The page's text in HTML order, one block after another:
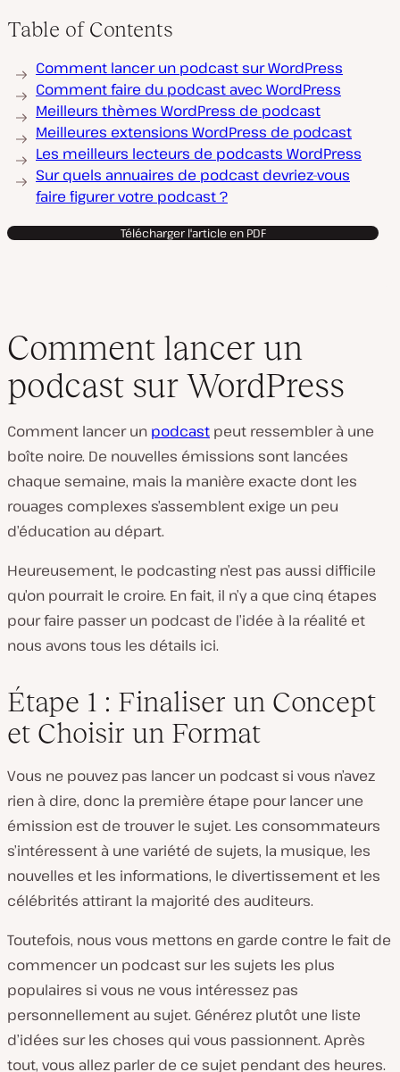
Table of Contents
Comment lancer un podcast sur WordPress
Comment faire du podcast avec WordPress
Meilleurs thèmes WordPress de podcast
Meilleures extensions WordPress de podcast
Les meilleurs lecteurs de podcasts WordPress
Sur quels annuaires de podcast devriez-vous
faire figurer votre podcast ?
Télécharger l'article en PDF
Comment lancer un
podcast sur WordPress
Comment lancer un podcast peut ressembler à une
boîte noire. De nouvelles émissions sont lancées
chaque semaine, mais la manière exacte dont les
rouages complexes s’assemblent exige un peu
d’éducation au départ.
Heureusement, le podcasting n’est pas aussi difficile
qu’on pourrait le croire. En fait, il n’y a que cinq étapes
pour faire passer un podcast de l’idée à la réalité et
nous avons tous les détails ici.
Étape 1 : Finaliser un Concept
et Choisir un Format
Vous ne pouvez pas lancer un podcast si vous n’avez
rien à dire, donc la première étape pour lancer une
émission est de trouver le sujet. Les consommateurs
s’intéressent à une variété de sujets, la musique, les
nouvelles et les informations, le divertissement et les
célébrités attirant la majorité des auditeurs.
Toutefois, nous vous mettons en garde contre le fait de
commencer un podcast sur les sujets les plus
populaires si vous ne vous intéressez pas
personnellement au sujet. Générez plutôt une liste
d’idées sur les choses qui vous passionnent. Après
tout, vous allez parler de ce sujet pendant des heures.